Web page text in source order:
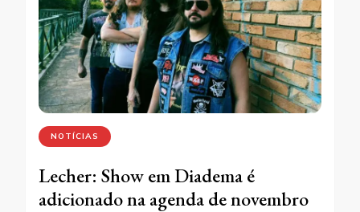
NOTÍCIAS
Lecher: Show em Diadema é
adicionado na agenda de novembro